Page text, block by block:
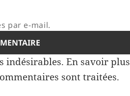
par e-mail.
indésirables.En savoir plus
sont traitées.